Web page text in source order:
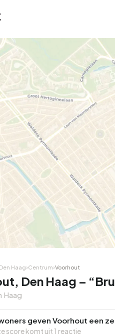
Den Haag›Centrum›Voorhout
Den Haag –
Haag
geven Voorhout een
score komt uit 1 reactie